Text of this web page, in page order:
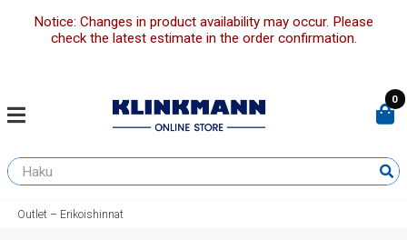
Notice: Changes in product availability may occur. Please
check the latest estimate in the order confirmation.
0
Outlet – Erikoishinnat